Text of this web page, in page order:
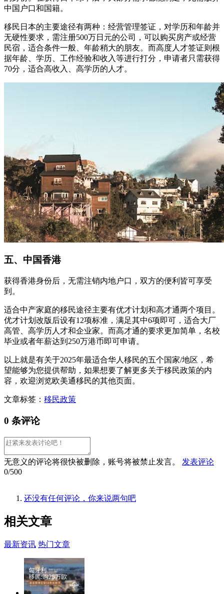
中国户口和国籍。
移民日本的主要途径有两种：经营管理签证，对学历和年龄并
无硬性要求，需注册500万日元的公司，可以购买房产或经营
民宿，适合条件一般、年龄稍大的朋友。而高度人才签证则根
据年龄、学历、工作经验和收入等进行打分，申请者只需获得
70分，适合高收入、高学历的人才。
五、中国香港
获得香港身份后，无需注销内地户口，双方的便利皆可享受
到。
适合中产家庭的移民途径主要有优才计划和高才通两个项目。
优才计划改版后设有12项标准，满足其中6项即可，适合大厂
高管、高学历人才和企业家。而高才通的要求更加简单，名校
毕业或者年薪达到250万港币即可申请。
以上就是有关于2025年最适合华人移民的五个国家/地区，希
望能够为您提供帮助，如果想要了解更多关于移民政策的内
容，欢迎浏览欧美通移民的其他页面。
文章标签： 移民政策
0 条评论
无意义的评论将很快被删除，账号将被禁止发言。
发表评论
0/500
还没有任何评论，你来说两句吧
相关文章
最新资讯 热门文章